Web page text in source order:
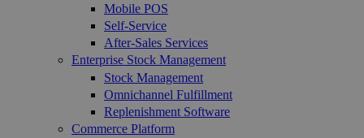
Mobile POS
Self-Service
After-Sales Services
Enterprise Stock Management
Stock Management
Omnichannel Fulfillment
Replenishment Software
Commerce Platform